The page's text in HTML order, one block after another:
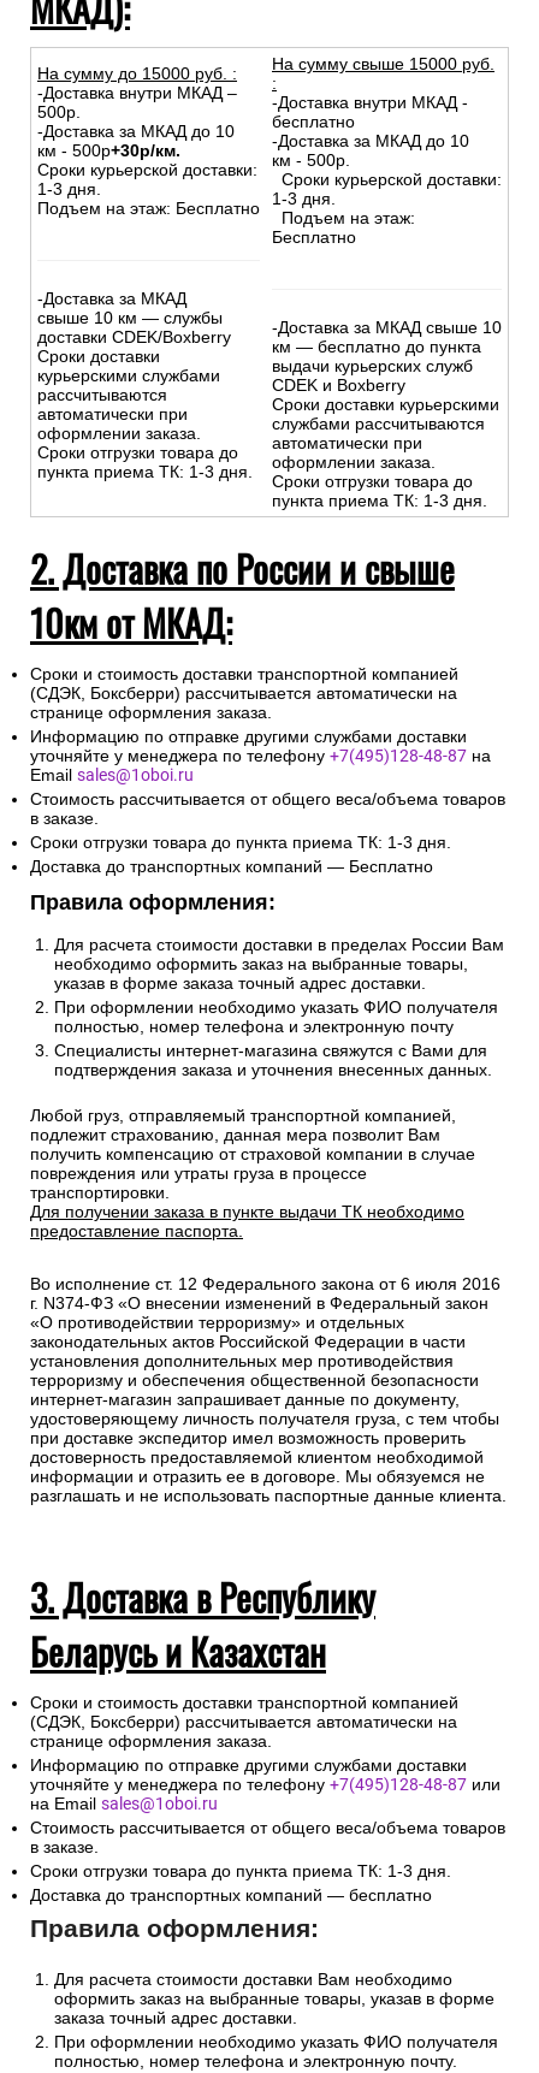
На сумму до 15000 руб. :
-Доставка внутри МКАД –
500р.
-Доставка за МКАД до 10
км - 500р+30р/км.
Сроки курьерской доставки:
1-3 дня.
Подъем на этаж: Бесплатно
-Доставка за МКАД
свыше 10 км — службы
доставки CDEK/Boxberry
Сроки доставки
курьерскими службами
рассчитываются
автоматически при
оформлении заказа.
Сроки отгрузки товара до
пункта приема ТК: 1-3 дня.
На сумму свыше 15000 руб.
:
-Доставка внутри МКАД -
бесплатно
-Доставка за МКАД до 10
км - 500р.
Сроки курьерской доставки:
1-3 дня.
Подъем на этаж:
Бесплатно
-Доставка за МКАД свыше 10
км — бесплатно до пункта
выдачи курьерских служб
CDEK и Boxberry
Сроки доставки курьерскими
службами рассчитываются
автоматически при
оформлении заказа.
Сроки отгрузки товара до
пункта приема ТК: 1-3 дня.
2. Доставка по России и свыше
10км от МКАД:
Сроки и стоимость доставки транспортной компанией
(СДЭК, Боксберри) рассчитывается автоматически на
странице оформления заказа.
Информацию по отправке другими службами доставки
уточняйте у менеджера по телефону +7(495)128-48-87 на
Email sales@1oboi.ru
Стоимость рассчитывается от общего веса/объема товаров
в заказе.
Сроки отгрузки товара до пункта приема ТК: 1-3 дня.
Доставка до транспортных компаний — Бесплатно
Правила оформления:
Для расчета стоимости доставки в пределах России Вам
необходимо оформить заказ на выбранные товары,
указав в форме заказа точный адрес доставки.
При оформлении необходимо указать ФИО получателя
полностью, номер телефона и электронную почту
Специалисты интернет-магазина свяжутся с Вами для
подтверждения заказа и уточнения внесенных данных.
Любой груз, отправляемый транспортной компанией,
подлежит страхованию, данная мера позволит Вам
получить компенсацию от страховой компании в случае
повреждения или утраты груза в процессе
транспортировки.
Для получении заказа в пункте выдачи ТК необходимо
предоставление паспорта.
Во исполнение ст. 12 Федерального закона от 6 июля 2016
г. N374-ФЗ «О внесении изменений в Федеральный закон
«О противодействии терроризму» и отдельных
законодательных актов Российской Федерации в части
установления дополнительных мер противодействия
терроризму и обеспечения общественной безопасности
интернет-магазин запрашивает данные по документу,
удостоверяющему личность получателя груза, с тем чтобы
при доставке экспедитор имел возможность проверить
достоверность предоставляемой клиентом необходимой
информации и отразить ее в договоре. Мы обязуемся не
разглашать и не использовать паспортные данные клиента.
3. Доставка в Республику
Беларусь и Казахстан
Сроки и стоимость доставки транспортной компанией
(СДЭК, Боксберри) рассчитывается автоматически на
странице оформления заказа.
Информацию по отправке другими службами доставки
уточняйте у менеджера по телефону +7(495)128-48-87 или
на Email sales@1oboi.ru
Стоимость рассчитывается от общего веса/объема товаров
в заказе.
Сроки отгрузки товара до пункта приема ТК: 1-3 дня.
Доставка до транспортных компаний — бесплатно
Правила оформления:
Для расчета стоимости доставки Вам необходимо
оформить заказ на выбранные товары, указав в форме
заказа точный адрес доставки.
При оформлении необходимо указать ФИО получателя
полностью, номер телефона и электронную почту.